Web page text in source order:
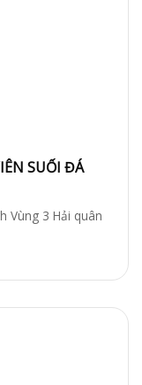
SUỐI ĐÁ
Vùng 3 Hải quân